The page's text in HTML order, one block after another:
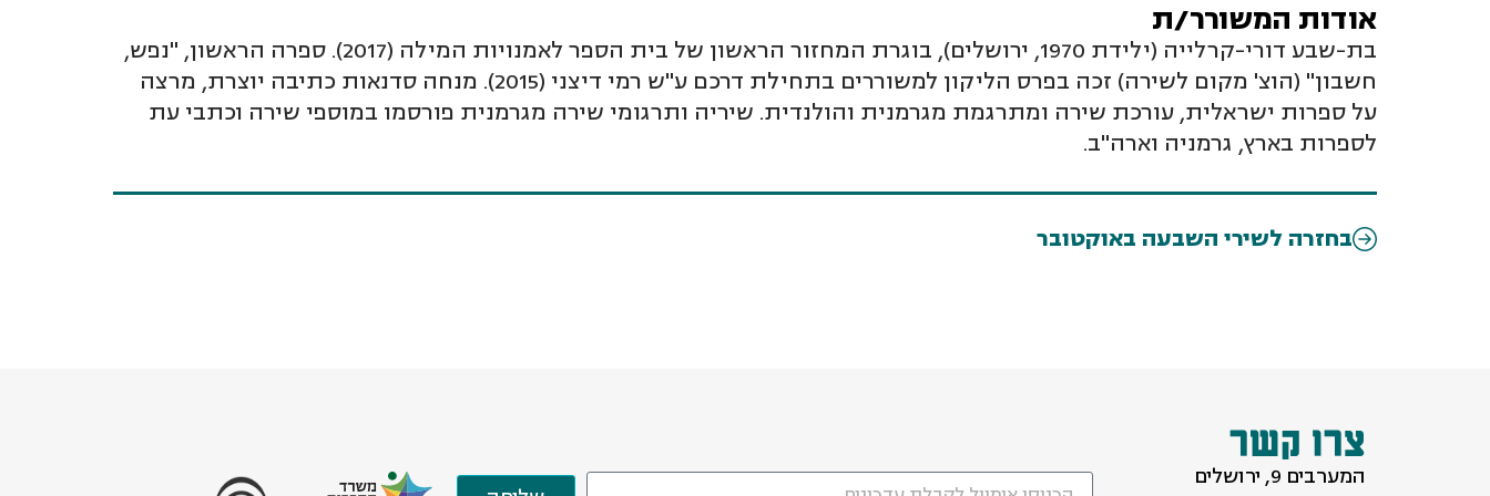
אודות המשורר/ת
בת-שבע דורי-קרלייה (ילידת 1970, ירושלים), בוגרת המחזור הראשון של בית הספר לאמנויות המילה (2017). ספרה הראשון, "נפש,
חשבון" (הוצ' מקום לשירה) זכה בפרס הליקון למשוררים בתחילת דרכם ע"ש רמי דיצני (2015). מנחה סדנאות כתיבה יוצרת, מרצה
על ספרות ישראלית, עורכת שירה ומתרגמת מגרמנית והולנדית. שיריה ותרגומי שירה מגרמנית פורסמו במוספי שירה וכתבי עת
לספרות בארץ, גרמניה וארה"ב.
בחזרה לשירי השבעה באוקטובר
צרו קשר
המערבים 9, ירושלים